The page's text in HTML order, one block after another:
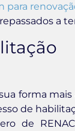
a
forma
de
de